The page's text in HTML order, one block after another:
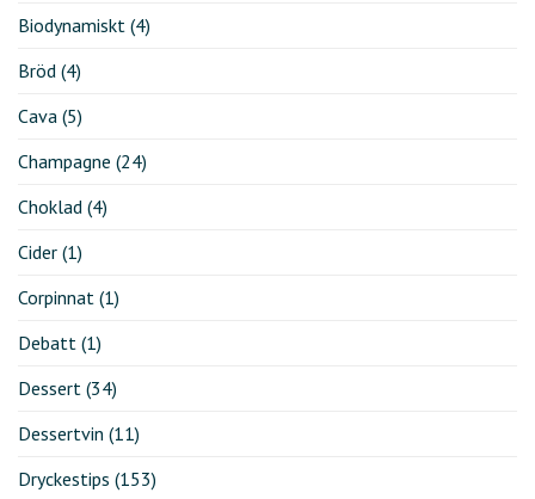
Biodynamiskt (4)
Bröd (4)
Cava (5)
Champagne (24)
Choklad (4)
Cider (1)
Corpinnat (1)
Debatt (1)
Dessert (34)
Dessertvin (11)
Dryckestips (153)